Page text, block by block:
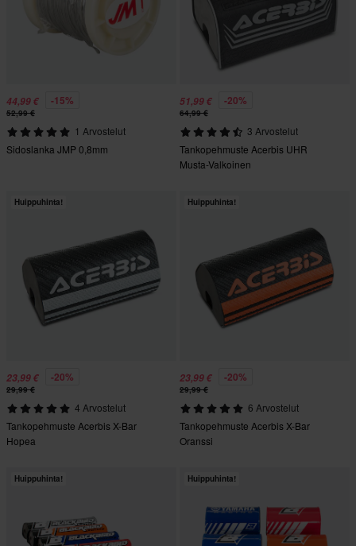
44,99 € -15%
52,99 €
1 Arvostelut
Sidoslanka JMP 0,8mm
51,99 € -20%
64,99 €
3 Arvostelut
Tankopehmuste Acerbis UHR
Musta-Valkoinen
Huippuhinta!
23,99 € -20%
29,99 €
4 Arvostelut
Tankopehmuste Acerbis X-Bar
Hopea
Huippuhinta!
23,99 € -20%
29,99 €
6 Arvostelut
Tankopehmuste Acerbis X-Bar
Oranssi
Huippuhinta! Huippuhinta!